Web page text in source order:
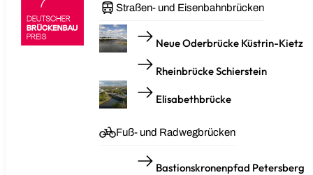
Straßen- und Eisenbahnbrücken
Neue Oderbrücke Küstrin-Kietz
Rheinbrücke Schierstein
Elisabethbrücke
Fuß- und Radwegbrücken
Bastionskronenpfad Petersberg